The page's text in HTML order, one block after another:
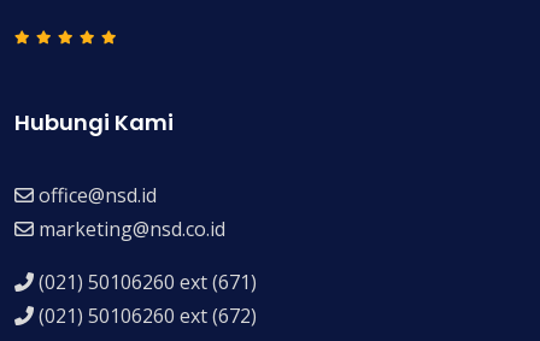
Hubungi Kami
office@nsd.id
marketing@nsd.co.id
(021) 50106260 ext (671)
(021) 50106260 ext (672)